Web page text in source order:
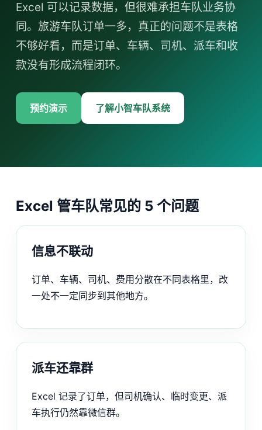
Excel 可以记录数据，但很难承担车队业务协
同。旅游车队订单一多，真正的问题不是表格
不够好看，而是订单、车辆、司机、派车和收
款没有形成流程闭环。
预约演示 了解小智车队系统
Excel 管车队常见的 5 个问题
信息不联动
订单、车辆、司机、费用分散在不同表格里，改
一处不一定同步到其他地方。
派车还靠群
Excel 记录了订单，但司机确认、临时变更、派
车执行仍然靠微信群。